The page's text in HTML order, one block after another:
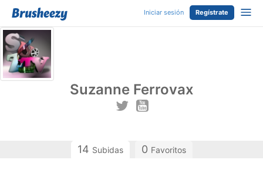
Iniciar sesión Regístrate
Suzanne Ferrovax
14 Subidas 0 Favoritos